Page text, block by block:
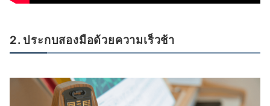
2. ประกบสองมือด้วยความเร็วช้า